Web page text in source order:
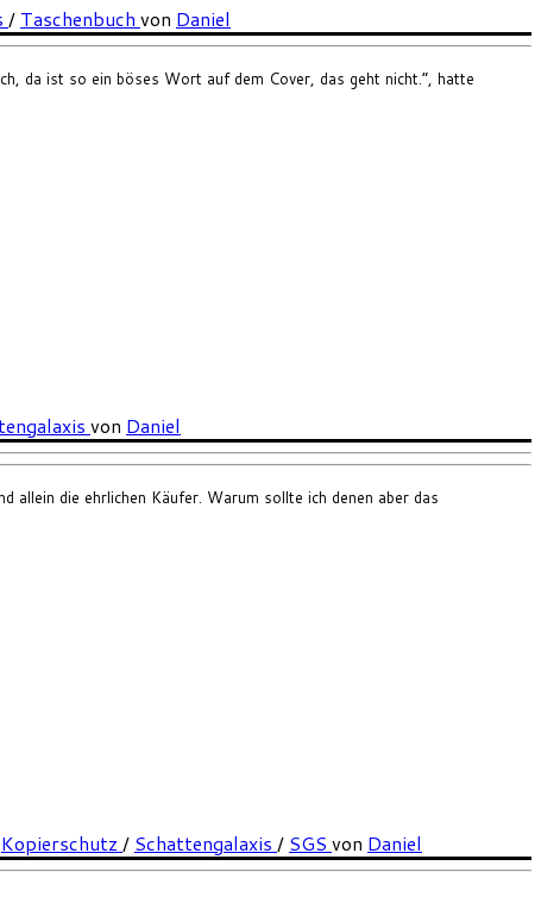
/ Taschenbuch von Daniel
da ist so ein böses Wort auf dem Cover, das geht nicht.”, hatte
von Daniel
allein die ehrlichen Käufer. Warum sollte ich denen aber das
Kopierschutz / Schattengalaxis / SGS von Daniel